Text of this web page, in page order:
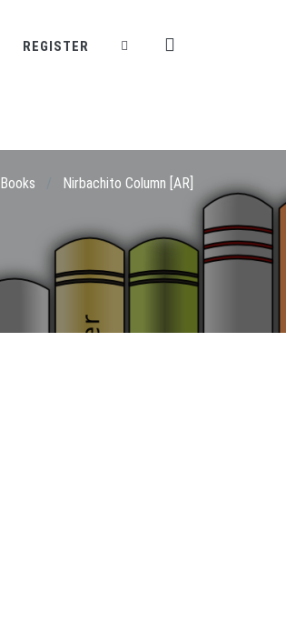
REGISTER
Books Nirbachito Column [AR]